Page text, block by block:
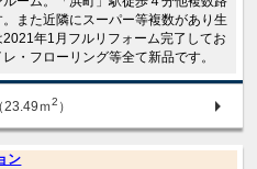
また近隣にスーパー等複数があり生
年1月フルリフォーム完了してお
・フローリング等全て新品です。
23.49ｍ2 ）
ン